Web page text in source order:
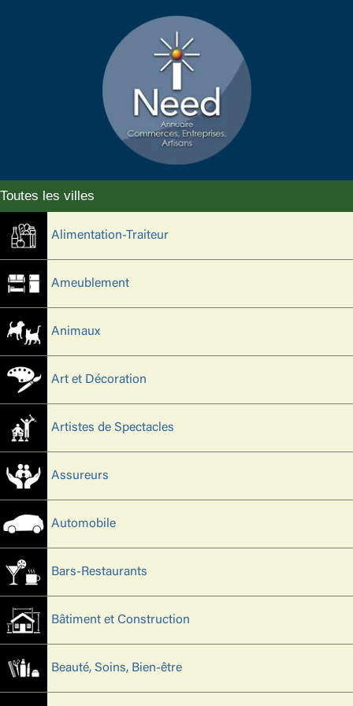
Alimentation-Traiteur
Ameublement
Animaux
Art et Décoration
Artistes de Spectacles
Assureurs
Automobile
Bars-Restaurants
Bâtiment et Construction
Beauté, Soins, Bien-être